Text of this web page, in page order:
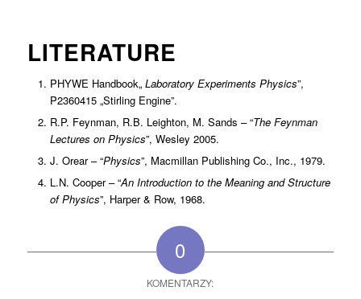
LITERATURE
PHYWE Handbook„ Laboratory Experiments Physics”,
P2360415 „Stirling Engine”.
R.P. Feynman, R.B. Leighton, M. Sands – “The Feynman
Lectures on Physics”, Wesley 2005.
J. Orear – “Physics”, Macmillan Publishing Co., Inc., 1979.
L.N. Cooper – “An Introduction to the Meaning and Structure
of Physics”, Harper & Row, 1968.
0
KOMENTARZY: